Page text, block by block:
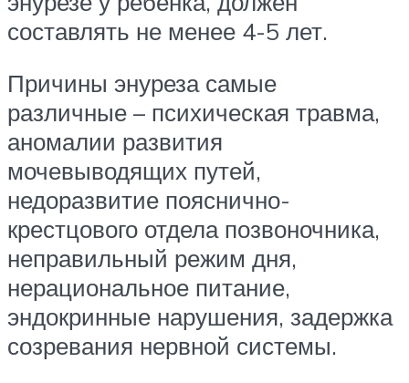
составлять не менее 4-5 лет.
Причины энуреза самые
различные – психическая травма,
аномалии развития
мочевыводящих путей,
недоразвитие пояснично-
крестцового отдела позвоночника,
неправильный режим дня,
нерациональное питание,
эндокринные нарушения, задержка
созревания нервной системы.